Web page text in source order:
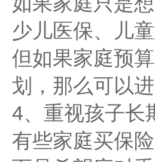
少儿医保、儿
但如果家庭预
划，那么可以
4、重视孩子长
有些家庭买保